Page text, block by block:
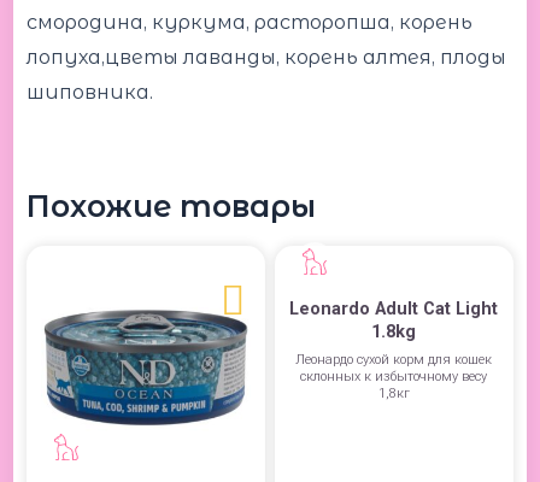
смородина, куркума, расторопша, корень
лопуха,цветы лаванды, корень алтея, плоды
шиповника.
Похожие товары
Leonardo Adult Cat Light
1.8kg
Леонардо сухой корм для кошек
склонных к избыточному весу
1,8кг